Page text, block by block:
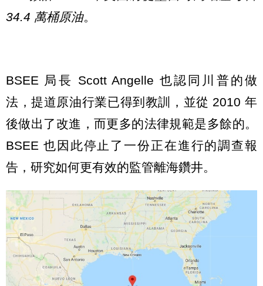
34.4 萬桶原油。
BSEE 局長 Scott Angelle 也認同川普的做
法，提道原油行業已得到教訓，並從 2010 年
後做出了改進，而更多的法律規範是多餘的。
BSEE 也因此停止了一份正在進行的調查報
告，研究如何更有效的監管離海鑽井。